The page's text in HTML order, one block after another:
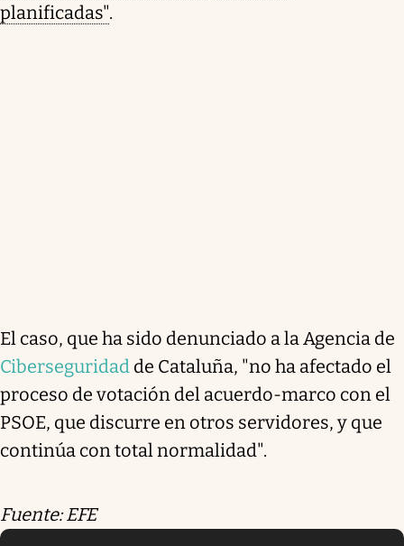
planificadas".
El caso, que ha sido denunciado a la Agencia de
Ciberseguridad de Cataluña, "no ha afectado el
proceso de votación del acuerdo-marco con el
PSOE, que discurre en otros servidores, y que
continúa con total normalidad".
Fuente: EFE